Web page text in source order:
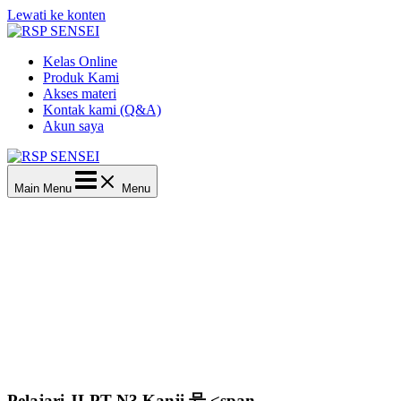
Lewati ke konten
Kelas Online
Produk Kami
Akses materi
Kontak kami (Q&A)
Akun saya
Main Menu Menu